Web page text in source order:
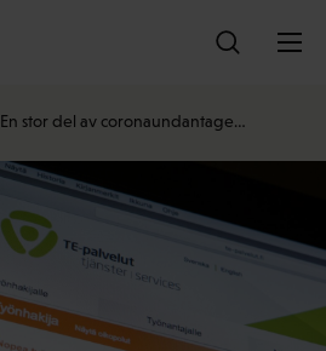
En stor del av coronaundantage…